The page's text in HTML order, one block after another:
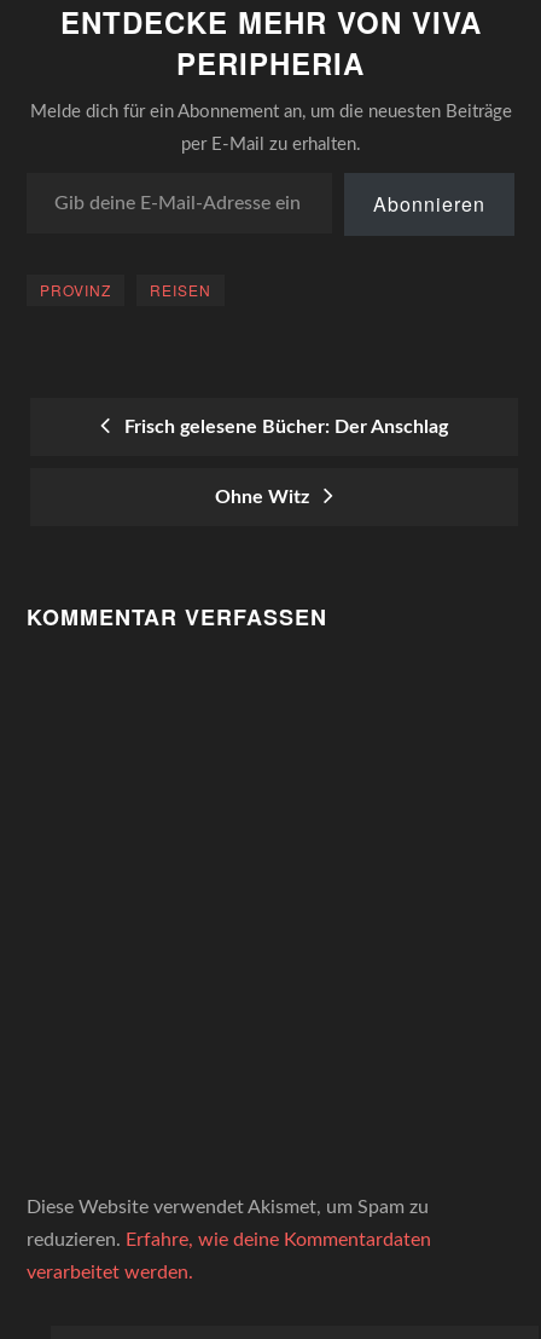
einerseits die locker und
selbstironische "Kiekt-mal-
können-Karte"…
ENTDECKE MEHR VON VIVA
PERIPHERIA
Melde dich für ein Abonnement an, um die neuesten Beiträge
per E-Mail zu erhalten.
Abonnieren
PROVINZ REISEN
Frisch gelesene Bücher: Der Anschlag
Ohne Witz
KOMMENTAR VERFASSEN
Diese Website verwendet Akismet, um Spam zu
reduzieren. Erfahre, wie deine Kommentardaten
verarbeitet werden.